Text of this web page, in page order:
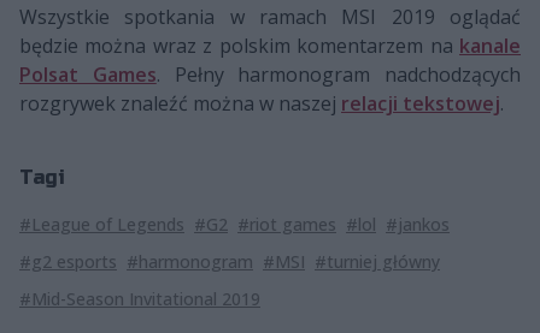
Wszystkie spotkania w ramach MSI 2019 oglądać
będzie można wraz z polskim komentarzem na kanale
Polsat Games. Pełny harmonogram nadchodzących
rozgrywek znaleźć można w naszej relacji tekstowej.
Tagi
#League of Legends #G2 #riot games #lol #jankos
#g2 esports #harmonogram #MSI #turniej główny
#Mid-Season Invitational 2019